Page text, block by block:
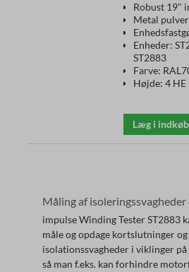
Robust 19"
Metal
Enheder:
ST2883
Farve:
Højde: 4 HE
Læg i
Måling af
impulse Winding Tester ST2883
måle og opdage kortslutninger og
isolationssvagheder i viklinger
så man f.eks. kan forhindre